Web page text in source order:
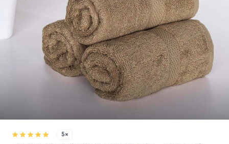
5×